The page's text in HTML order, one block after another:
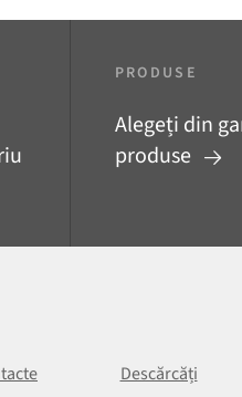
PRODUSE
Alegeți din
produse
Descărcăți